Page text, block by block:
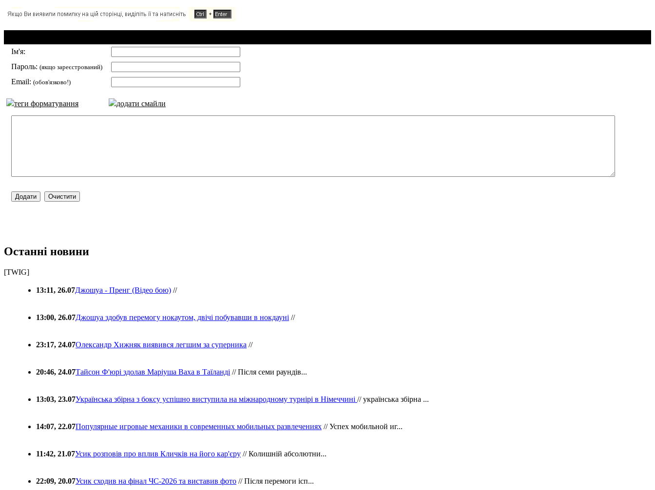
Ім'я:
Пароль: (якщо зареєстрований)
Email: (обов'язково!)
теги форматування додати смайли
Останні новини
[TWIG]
13:11, 26.07Джошуа - Пренг (Відео бою) //
13:00, 26.07Джошуа здобув перемогу нокаутом, двічі побувавши в нокдауні //
23:17, 24.07Олександр Хижняк виявився легшим за суперника //
20:46, 24.07Тайсон Ф'юрі здолав Маріуша Ваха в Таїланді // Після семи раундів...
13:03, 23.07Українська збірна з боксу успішно виступила на міжнародному турнірі в Німеччині // українська збірна ...
14:07, 22.07Популярные игровые механики в современных мобильных развлечениях // Успех мобильной иг...
11:42, 21.07Усик розповів про вплив Кличків на його кар'єру // Колишній абсолютни...
22:09, 20.07Усик сходив на фінал ЧС-2026 та виставив фото // Після перемоги ісп...